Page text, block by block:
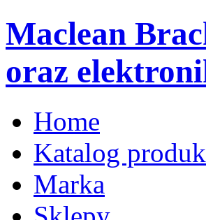
Maclean
oraz
Home
Katalog
Marka